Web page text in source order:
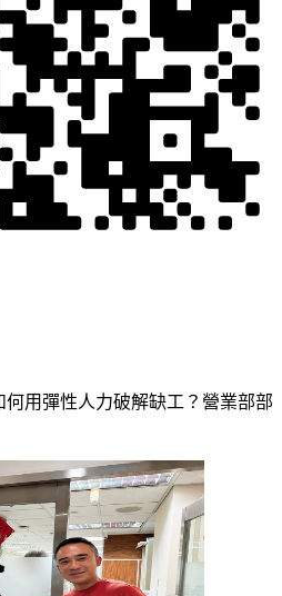
何用彈性人力破解缺工？營業部部